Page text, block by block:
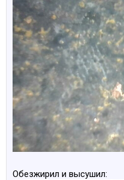
Обезжирил и высушил: